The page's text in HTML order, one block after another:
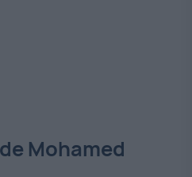
Mohamed